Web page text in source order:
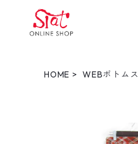
HOME WEBボトムス